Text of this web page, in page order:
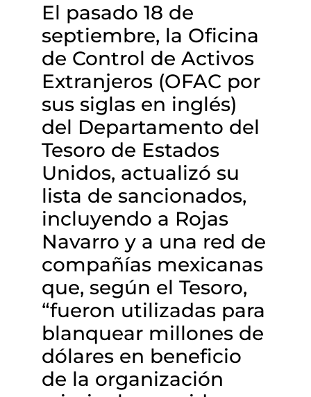
El pasado 18 de
septiembre, la Oficina
de Control de Activos
Extranjeros (OFAC por
sus siglas en inglés)
del Departamento del
Tesoro de Estados
Unidos, actualizó su
lista de sancionados,
incluyendo a Rojas
Navarro y a una red de
compañías mexicanas
que, según el Tesoro,
“fueron utilizadas para
blanquear millones de
dólares en beneficio
de la organización